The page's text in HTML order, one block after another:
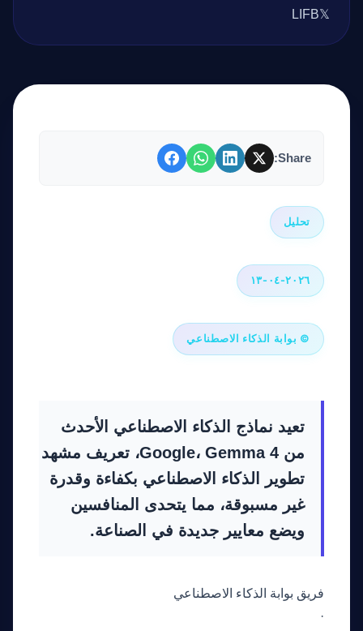
𝕏
FB
LI
Share:
تحليل
٢٠٢٦-٠٤-١٣
© بوابة الذكاء الاصطناعي
تعيد نماذج الذكاء الاصطناعي الأحدث
من Google، Gemma 4، تعريف مشهد
تطوير الذكاء الاصطناعي بكفاءة وقدرة
غير مسبوقة، مما يتحدى المنافسين
ويضع معايير جديدة في الصناعة.
فريق بوابة الذكاء الاصطناعي
·